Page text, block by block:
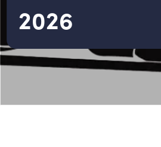
2026